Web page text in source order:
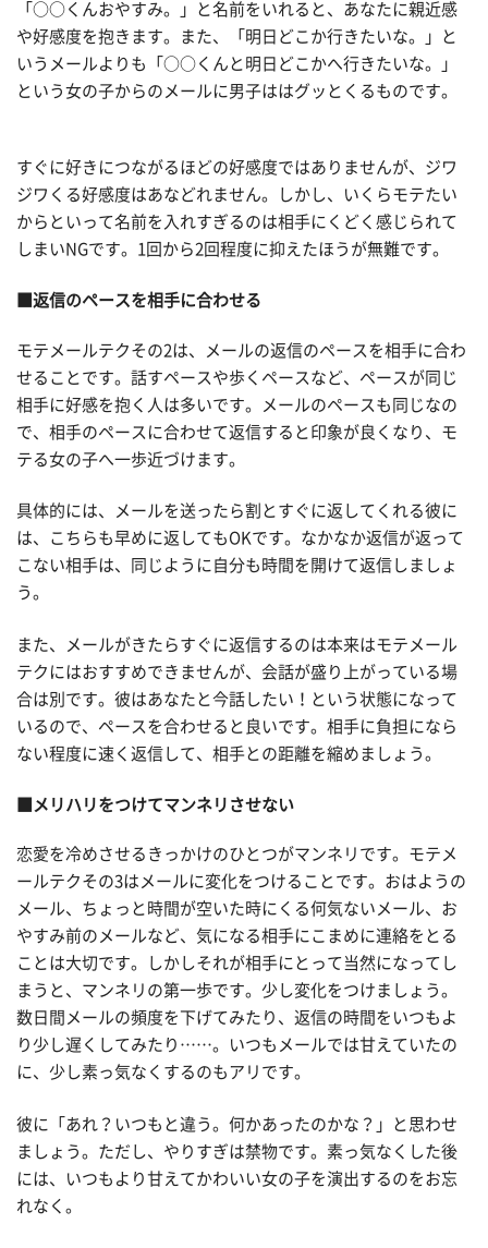
「○○くんおやすみ。」と名前をいれると、あなたに親近感
や好感度を抱きます。また、「明日どこか行きたいな。」と
いうメールよりも「○○くんと明日どこかへ行きたいな。」
という女の子からのメールに男子ははグッとくるものです。
すぐに好きにつながるほどの好感度ではありませんが、ジワ
ジワくる好感度はあなどれません。しかし、いくらモテたい
からといって名前を入れすぎるのは相手にくどく感じられて
しまいNGです。1回から2回程度に抑えたほうが無難です。
■返信のペースを相手に合わせる
モテメールテクその2は、メールの返信のペースを相手に合わ
せることです。話すペースや歩くペースなど、ペースが同じ
相手に好感を抱く人は多いです。メールのペースも同じなの
で、相手のペースに合わせて返信すると印象が良くなり、モ
テる女の子へ一歩近づけます。
具体的には、メールを送ったら割とすぐに返してくれる彼に
は、こちらも早めに返してもOKです。なかなか返信が返って
こない相手は、同じように自分も時間を開けて返信しましょ
う。
また、メールがきたらすぐに返信するのは本来はモテメール
テクにはおすすめできませんが、会話が盛り上がっている場
合は別です。彼はあなたと今話したい！という状態になって
いるので、ペースを合わせると良いです。相手に負担になら
ない程度に速く返信して、相手との距離を縮めましょう。
■メリハリをつけてマンネリさせない
恋愛を冷めさせるきっかけのひとつがマンネリです。モテメ
ールテクその3はメールに変化をつけることです。おはようの
メール、ちょっと時間が空いた時にくる何気ないメール、お
やすみ前のメールなど、気になる相手にこまめに連絡をとる
ことは大切です。しかしそれが相手にとって当然になってし
まうと、マンネリの第一歩です。少し変化をつけましょう。
数日間メールの頻度を下げてみたり、返信の時間をいつもよ
り少し遅くしてみたり……。いつもメールでは甘えていたの
に、少し素っ気なくするのもアリです。
彼に「あれ？いつもと違う。何かあったのかな？」と思わせ
ましょう。ただし、やりすぎは禁物です。素っ気なくした後
には、いつもより甘えてかわいい女の子を演出するのをお忘
れなく。